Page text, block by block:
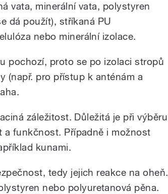
vata, minerální vata, polystyren
dá použít), stříkaná PU
nebo minerální izolace.
pochozí, proto se po izolaci stropů
(např. pro přístup k anténám a
záležitost. Důležitá je při výběru
funkčnost. Případně i možnost
kunami.
tedy jejich reakce na oheň.
nebo polyuretanová pěna.